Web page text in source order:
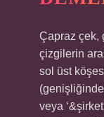
Çapraz çek,
çizgilerin
sol üst
veya